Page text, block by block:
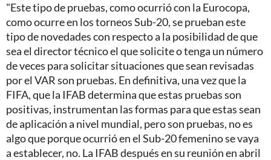
"Este tipo de pruebas, como ocurrió con la Eurocopa,
como ocurre en los torneos Sub-20, se prueban este
tipo de novedades con respecto a la posibilidad de que
sea el director técnico el que solicite o tenga un número
de veces para solicitar situaciones que sean revisadas
por el VAR son pruebas. En definitiva, una vez que la
FIFA, que la IFAB determina que estas pruebas son
positivas, instrumentan las formas para que estas sean
de aplicación a nivel mundial, pero son pruebas, no es
algo que porque ocurrió en el Sub-20 femenino se vaya
a establecer, no. La IFAB después en su reunión en abril